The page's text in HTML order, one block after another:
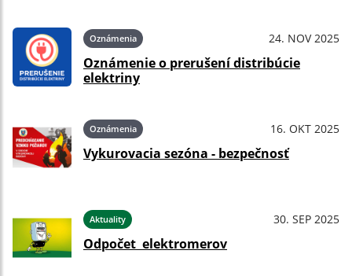
Oznámenia 24. NOV 2025
Oznámenie o prerušení distribúcie
elektriny
Oznámenia 16. OKT 2025
Vykurovacia sezóna - bezpečnosť
Aktuality 30. SEP 2025
Odpočet elektromerov